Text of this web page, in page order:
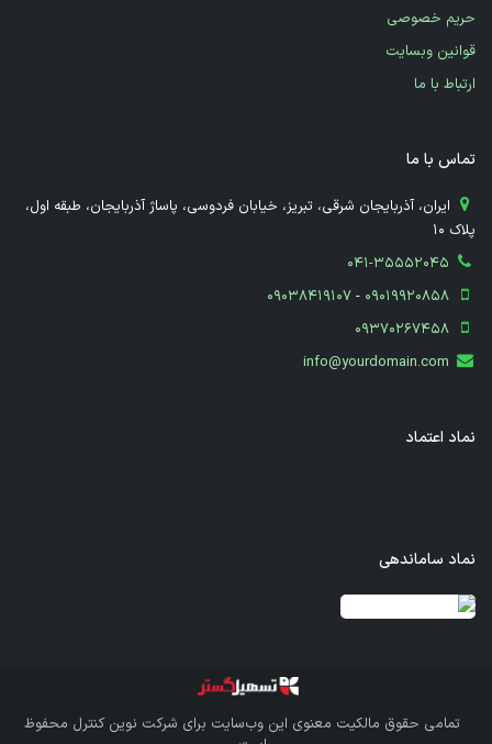
حریم خصوصی
قوانین وبسایت
ارتباط با ما
تماس با ما
​ ایران، آذربایجان شرقی، تبریز، خیابان فردوسی، پاساژ آذربایجان، طبقه اول،
پلاک 10
041-35552045
09038419107-09019920858
09370267458
info@yourdomain.com
نماد اعتماد
نماد ساماندهی
تمامی حقوق مالکیت معنوی این وب‌سایت برای شرکت نوین کنترل محفوظ